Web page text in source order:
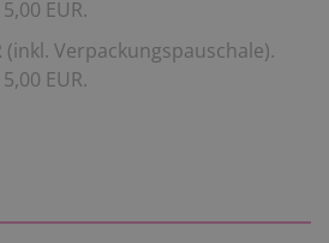
EUR.
(inkl. Verpackungspauschale).
EUR.